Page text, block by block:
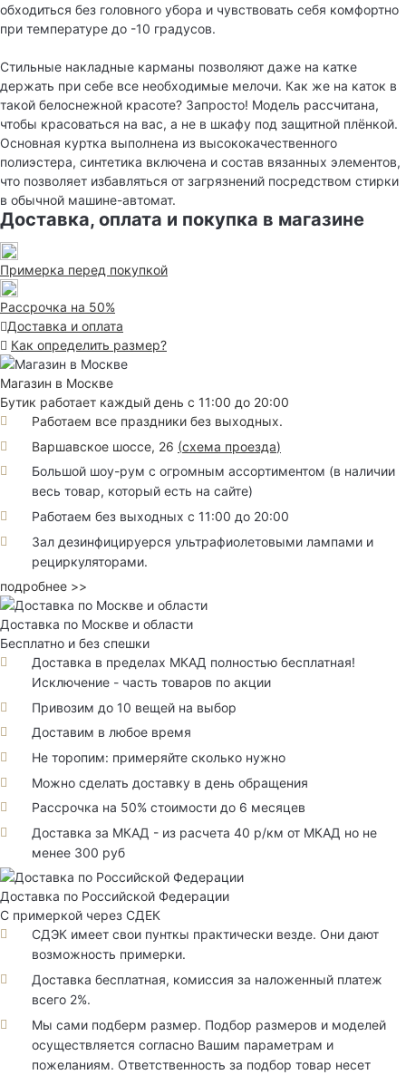
обходиться без головного убора и чувствовать себя комфортно
при температуре до -10 градусов.
Стильные накладные карманы позволяют даже на катке
держать при себе все необходимые мелочи. Как же на каток в
такой белоснежной красоте? Запросто! Модель рассчитана,
чтобы красоваться на вас, а не в шкафу под защитной плёнкой.
Основная куртка выполнена из высококачественного
полиэстера, синтетика включена и состав вязанных элементов,
что позволяет избавляться от загрязнений посредством стирки
в обычной машине-автомат.
Доставка, оплата и покупка в магазине
Примерка перед покупкой
Рассрочка на 50%
Доставка и оплата
Как определить размер?
Магазин в Москве
Бутик работает каждый день с 11:00 до 20:00
Работаем все праздники без выходных.
Варшавское шоссе, 26 (схема проезда)
Большой шоу-рум с огромным ассортиментом (в наличии
весь товар, который есть на сайте)
Работаем без выходных с 11:00 до 20:00
Зал дезинфицируерся ультрафиолетовыми лампами и
рециркуляторами.
подробнее >>
Доставка по Москве и области
Бесплатно и без спешки
Доставка в пределах МКАД полностью бесплатная!
Исключение - часть товаров по акции
Привозим до 10 вещей на выбор
Доставим в любое время
Не торопим: примеряйте сколько нужно
Можно сделать доставку в день обращения
Рассрочка на 50% стоимости до 6 месяцев
Доставка за МКАД - из расчета 40 р/км от МКАД но не
менее 300 руб
Доставка по Российской Федерации
С примеркой через СДЕК
СДЭК имеет свои пунткы практически везде. Они дают
возможность примерки.
Доставка бесплатная, комиссия за наложенный платеж
всего 2%.
Мы сами подберм размер. Подбор размеров и моделей
осуществляется согласно Вашим параметрам и
пожеланиям. Ответственность за подбор товар несет